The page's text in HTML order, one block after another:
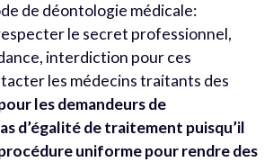
de déontologie médicale:
le secret professionnel,
interdiction pour ces
les médecins traitants des
les demandeurs de
d’égalité de traitement puisqu’il
uniforme pour rendre des